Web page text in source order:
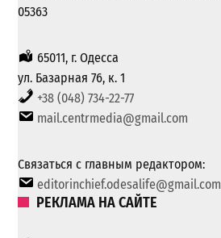
05363
65011, г. Одесса
ул. Базарная 76, к. 1
+38 (048) 734-22-77
mail.centrmedia@gmail.com
Связаться с главным редактором:
editorinchief.odesalife@gmail.com
РЕКЛАМА НА САЙТЕ